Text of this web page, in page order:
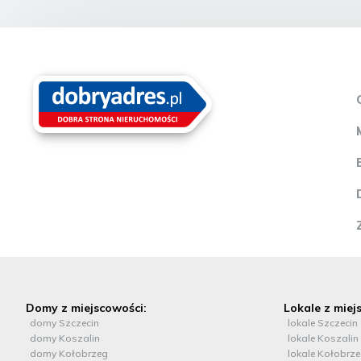
jest ceną netto. Serdecznie polecam i zapraszam na prezentacje
Oferta wysłana z programu dla biur nieruchomości ASARI CRM
(asaricrm.com)
Domy z miejscowości:
domy Szczecin
domy Koszalin
domy Kołobrzeg
Lokale z
lokale Szczecin
lokale Koszalin
lokale